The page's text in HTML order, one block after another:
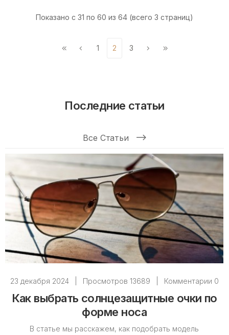
Показано с 31 по 60 из 64 (всего 3 страниц)
1 2 3
Последние статьи
Все Статьи
23 декабря 2024 Просмотров 13689 Комментарии 0
Как выбрать солнцезащитные очки по
форме носа
В статье мы расскажем, как подобрать модель